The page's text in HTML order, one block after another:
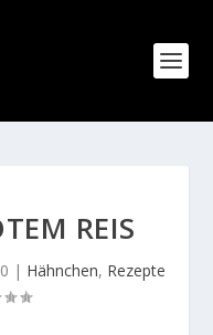
REIS
| Hähnchen, Rezepte